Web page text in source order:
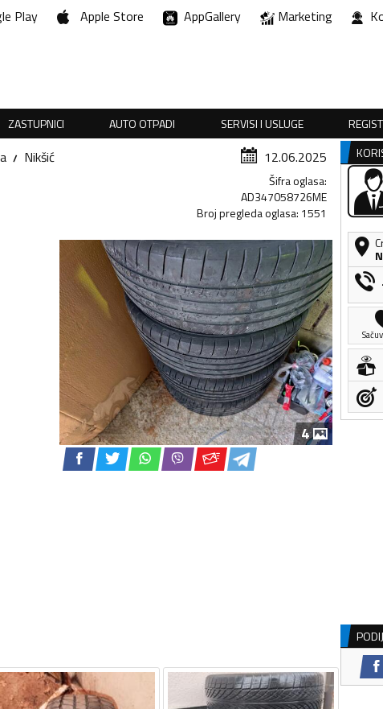
Play Apple Store AppGallery Marketing
ZASTUPNICI AUTO OTPADI SERVISI I USLUGE
Nikšić 12.06.2025
Šifra oglasa:
AD347058726ME
Broj pregleda oglasa: 1551
4